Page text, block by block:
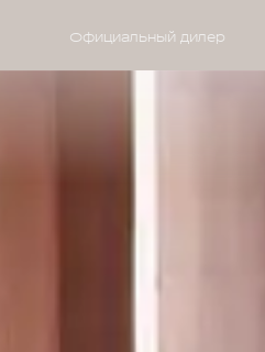
Официальный дилер